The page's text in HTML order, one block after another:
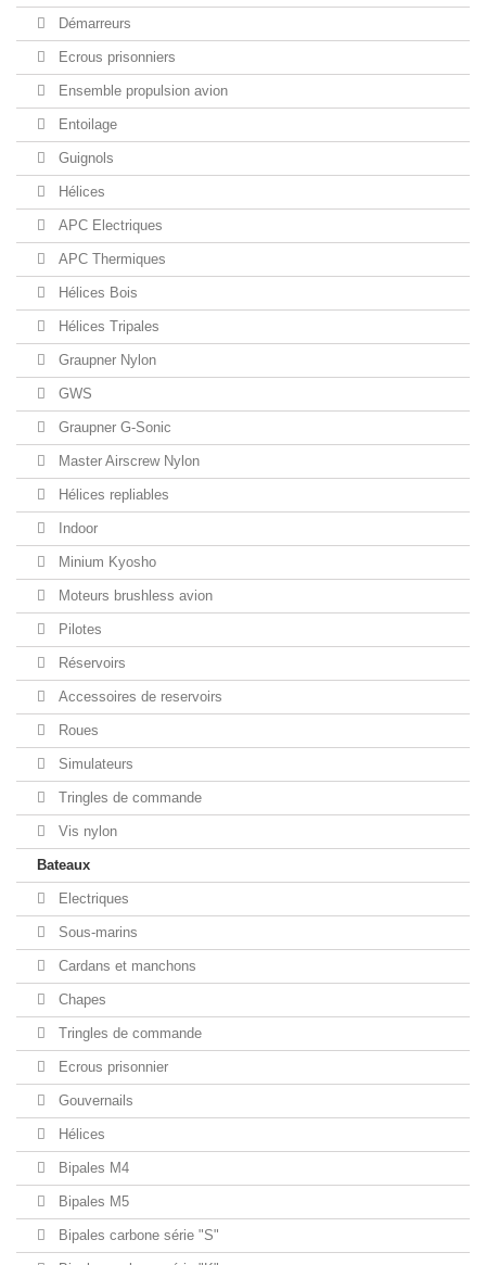
Démarreurs
Ecrous prisonniers
Ensemble propulsion avion
Entoilage
Guignols
Hélices
APC Electriques
APC Thermiques
Hélices Bois
Hélices Tripales
Graupner Nylon
GWS
Graupner G-Sonic
Master Airscrew Nylon
Hélices repliables
Indoor
Minium Kyosho
Moteurs brushless avion
Pilotes
Réservoirs
Accessoires de reservoirs
Roues
Simulateurs
Tringles de commande
Vis nylon
Bateaux
Electriques
Sous-marins
Cardans et manchons
Chapes
Tringles de commande
Ecrous prisonnier
Gouvernails
Hélices
Bipales M4
Bipales M5
Bipales carbone série "S"